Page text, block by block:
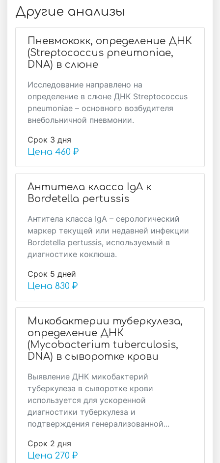
Другие анализы
Пневмококк, определение ДНК
(Streptococcus pneumoniae,
DNA) в слюне
Исследование направлено на
определение в слюне ДНК Streptococcus
pneumoniae – основного возбудителя
внебольничной пневмонии.
Срок 3 дня
Цена 460 ₽
Антитела класса IgA к
Bordetella pertussis
Антитела класса IgA – серологический
маркер текущей или недавней инфекции
Bordetella pertussis, используемый в
диагностике коклюша.
Срок 5 дней
Цена 830 ₽
Микобактерии туберкулеза,
определение ДНК
(Mycobacterium tuberculosis,
DNA) в сыворотке крови
Выявление ДНК микобактерий
туберкулеза в сыворотке крови
используется для ускоренной
диагностики туберкулеза и
подтверждения генерализованной...
Срок 2 дня
Цена 270 ₽